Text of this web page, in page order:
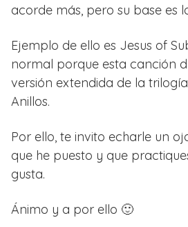
acorde más, pero su base es
Ejemplo de ello es Jesus of
normal porque esta canción
versión extendida de la
Anillos.
Por ello, te invito echarle un
que he puesto y que
gusta.
Ánimo y a por ello 🙂